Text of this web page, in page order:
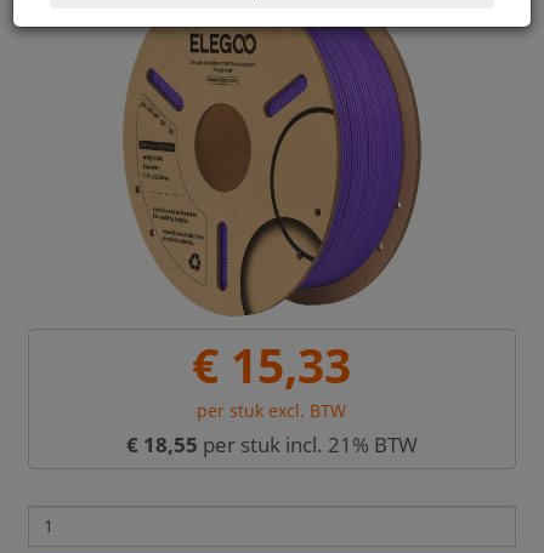
€ 15,33
per stuk excl. BTW
€ 18,55 per stuk incl. 21% BTW